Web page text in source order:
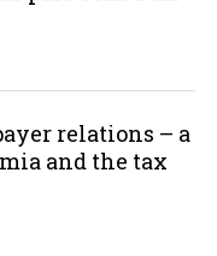
relations – a
and the tax